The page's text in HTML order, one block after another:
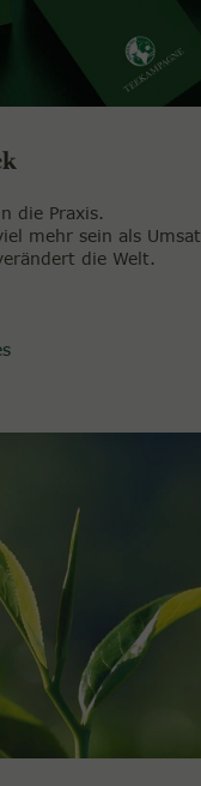
die Praxis.
mehr sein als
die Welt.